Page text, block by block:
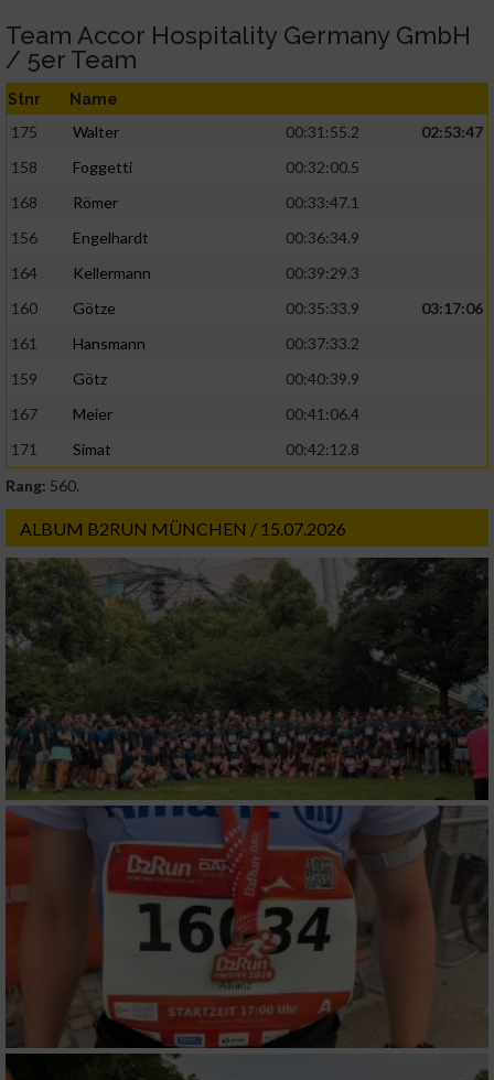
Team Accor Hospitality Germany GmbH
/ 5er Team
Stnr Name
175 Walter 00:31:55.2
02:53:47
158
Foggetti
00:32:00.5
168
Römer
00:33:47.1
156
Engelhardt
00:36:34.9
164
Kellermann
00:39:29.3
160
Götze 00:35:33.9
03:17:06
161
Hansmann
00:37:33.2
159
Götz
00:40:39.9
167
Meier
00:41:06.4
171
Simat
00:42:12.8
Rang: 560.
ALBUM B2RUN MÜNCHEN / 15.07.2026